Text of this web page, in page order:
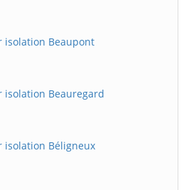
isolation Beaupont
isolation Beauregard
isolation Béligneux